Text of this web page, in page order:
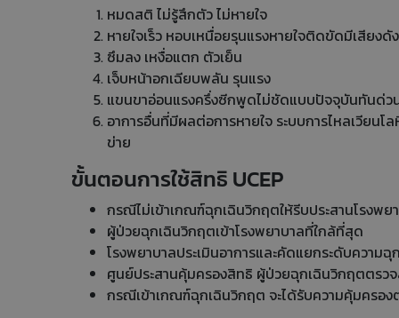
หมดสติ ไม่รู้สึกตัว ไม่หายใจ
หายใจเร็ว หอบเหนื่อยรุนแรงหายใจติดขัดมีเสียงดัง
ซึมลง เหงื่อแตก ตัวเย็น
เจ็บหน้าอกเฉียบพลัน รุนแรง
แขนขาอ่อนแรงครึ่งซีกพูดไม่ชัดแบบปัจจุบันทันด่ว
อาการอื่นที่มีผลต่อการหายใจ ระบบการไหลเวียน
ข่าย
ขั้นตอนการใช้สิทธิ UCEP
กรณีไม่เข้าเกณฑ์ฉุกเฉินวิกฤตให้รีบประสานโรงพ
ผู้ป่วยฉุกเฉินวิกฤตเข้าโรงพยาบาลที่ใกล้ที่สุด
โรงพยาบาลประเมินอาการและคัดแยกระดับความฉุ
ศูนย์ประสานคุ้มครองสิทธิ ผู้ป่วยฉุกเฉินวิกฤตตร
กรณีเข้าเกณฑ์ฉุกเฉินวิกฤต จะได้รับความคุ้มครอง